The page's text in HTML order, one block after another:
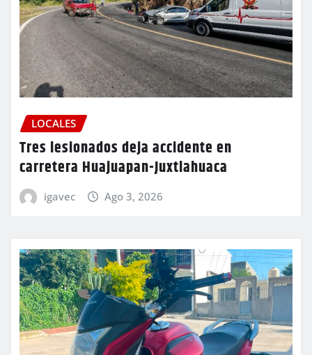
LOCALES
Tres lesionados deja accidente en
carretera Huajuapan-Juxtlahuaca
igavec Ago 3, 2026